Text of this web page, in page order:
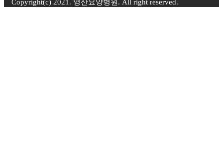
Copyright(c) 2021. 영산요양병원. All right reserved.